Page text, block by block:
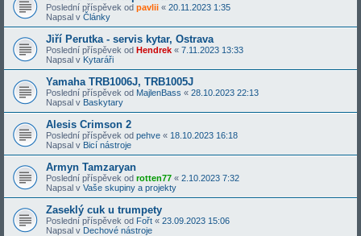
Poslední příspěvek od pavlii « 20.11.2023 1:35
Napsal v Články
Jiří Perutka - servis kytar, Ostrava
Poslední příspěvek od Hendrek « 7.11.2023 13:33
Napsal v Kytaráři
Yamaha TRB1006J, TRB1005J
Poslední příspěvek od MajlenBass « 28.10.2023 22:13
Napsal v Baskytary
Alesis Crimson 2
Poslední příspěvek od pehve « 18.10.2023 16:18
Napsal v Bicí nástroje
Armyn Tamzaryan
Poslední příspěvek od rotten77 « 2.10.2023 7:32
Napsal v Vaše skupiny a projekty
Zaseklý cuk u trumpety
Poslední příspěvek od Fořt « 23.09.2023 15:06
Napsal v Dechové nástroje